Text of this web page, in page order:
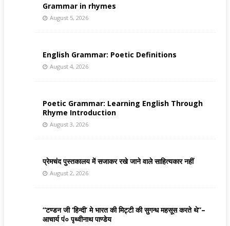
Grammar in rhymes
August 5, 2026
English Grammar: Poetic Definitions
August 4, 2026
Poetic Grammar: Learning English Through
Rhyme Introduction
August 3, 2026
प्रेमचंद पुस्तकालय में सजाकर रखे जाने वाले साहित्यकार नहीं
August 2, 2026
“टण्डन जी ‘हिन्दी’ मे भारत की मिट्टी की सुगन्ध महसूस करते थे”–
आचार्य पं० पृथ्वीनाथ पाण्डेय